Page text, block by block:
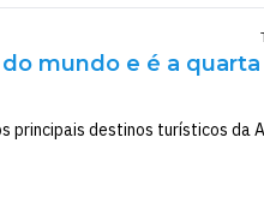
mundo e é a
principais destinos turísticos da